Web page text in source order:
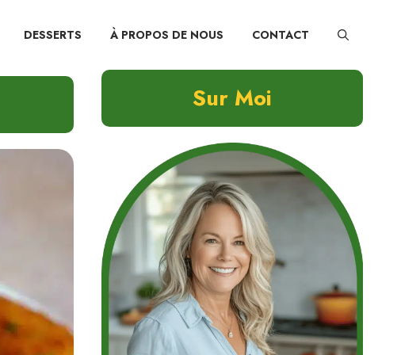
DESSERTS À PROPOS DE NOUS CONTACT
Sur Moi